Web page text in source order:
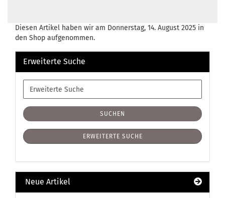
Diesen Artikel haben wir am Donnerstag, 14. August 2025 in
den Shop aufgenommen.
Erweiterte Suche
Erweiterte
Suche
SUCHEN
ERWEITERTE SUCHE
Neue Artikel